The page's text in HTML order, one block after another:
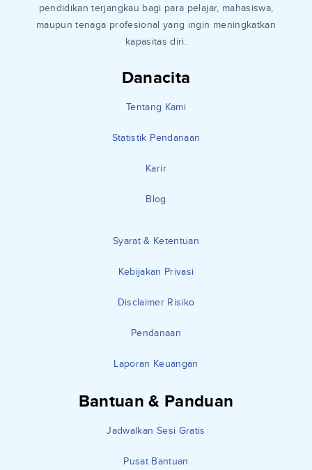
Danacita
Tentang Kami
Statistik Pendanaan
Karir
Blog
Syarat & Ketentuan
Kebijakan Privasi
Disclaimer Risiko
Pendanaan
Laporan Keuangan
Bantuan & Panduan
Jadwalkan Sesi Gratis
Pusat Bantuan
pendidikan terjangkau bagi para pelajar, mahasiswa,
maupun tenaga profesional yang ingin meningkatkan
kapasitas diri.